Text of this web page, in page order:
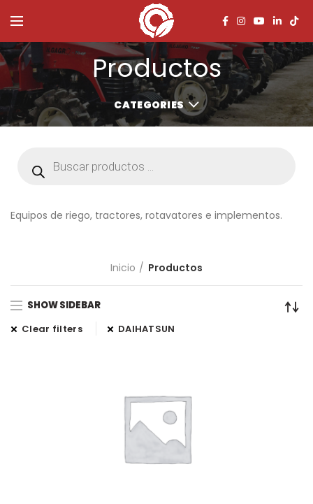
Productos
CATEGORIES
productos
Equipos de riego, tractores, rotavatores e implementos.
Inicio Productos
SHOW SIDEBAR
Clear filters
DAIHATSUN